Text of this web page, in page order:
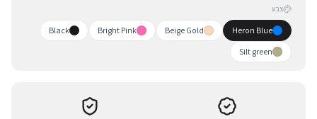
צבע
Heron Blue
Beige Gold
Bright Pink
Black
Silt green